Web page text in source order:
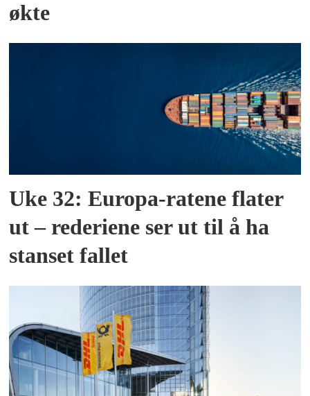
økte
Uke 32: Europa-ratene flater
ut – rederiene ser ut til å ha
stanset fallet